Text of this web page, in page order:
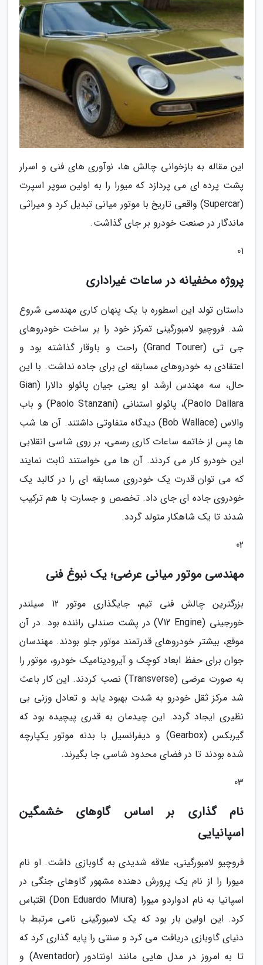
این مقاله به بازخوانی چالش ها، نوآوری های فنی و اسرار
پشت پرده ای می پردازد که میورا را به اولین سوپر اسپرت
(Supercar) واقعی تاریخ با موتور میانی تبدیل کرد و میراثی
ماندگار در صنعت خودرو بر جای گذاشت.
01
پروژه مخفیانه در ساعات غیراداری
داستان تولد این اسطوره با یک پنهان کاری مهندسی شروع
شد. فروچیو لامبورگینی تمرکز خود را بر ساخت خودروهای
جی تی (Grand Tourer) راحت و باوقار گذاشته بود و
اعتقادی به خودروهای مسابقه ای برای جاده نداشت. با این
حال، سه مهندس ارشد او یعنی جیان پائولو دالارا (Gian
Paolo Dallara)، پائولو استنانی (Paolo Stanzani) و باب
والاس (Bob Wallace) دیدگاه متفاوتی داشتند. آن ها شب
ها پس از خاتمه ساعات کاری رسمی، بر روی شاسی انقلابی
این خودرو کار می کردند. آن ها می خواستند ثابت نمایند
که می توان قدرت یک خودروی مسابقه ای را در کالبد یک
خودروی جاده ای جای داد. تخصص و جسارت با هم ترکیب
شدند تا یک شاهکار متولد گردد.
02
مهندسی موتور میانی عرضی؛ یک نبوغ فنی
بزرگترین چالش فنی تیم، جایگذاری موتور 12 سیلندر
خورجینی (V12 Engine) در پشت صندلی راننده بود. در آن
موقع، بیشتر خودروهای قدرتمند موتور جلو بودند. مهندسان
جوان برای حفظ ابعاد کوچک و آیرودینامیک خودرو، موتور را
به صورت عرضی (Transverse) نصب کردند. این کار باعث
شد مرکز ثقل خودرو به شدت بهبود یابد و تعادل وزنی بی
نظیری ایجاد گردد. این چیدمان به قدری پیچیده بود که
گیربکس (Gearbox) و دیفرانسیل با بدنه موتور یکپارچه
شده بودند تا در فضای محدود شاسی جا بگیرند.
03
نام گذاری بر اساس گاوهای خشمگین
اسپانیایی
فروچیو لامبورگینی، علاقه شدیدی به گاوبازی داشت. او نام
میورا را از نام یک پرورش دهنده مشهور گاوهای جنگی در
اسپانیا به نام ادواردو میورا (Don Eduardo Miura) اقتباس
کرد. این اولین بار بود که یک لامبورگینی نامی مرتبط با
دنیای گاوبازی دریافت می کرد و سنتی را پایه گذاری کرد که
تا به امروز در مدل هایی مانند اونتادور (Aventador) و